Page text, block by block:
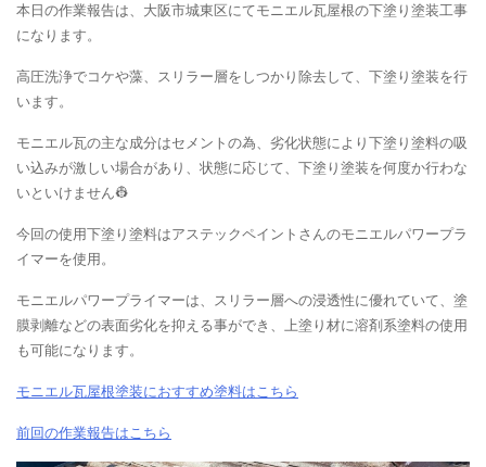
本日の作業報告は、大阪市城東区にてモニエル瓦屋根の下塗り塗装工事
になります。
高圧洗浄でコケや藻、スリラー層をしつかり除去して、下塗り塗装を行
います。
モニエル瓦の主な成分はセメントの為、劣化状態により下塗り塗料の吸
い込みが激しい場合があり、状態に応じて、下塗り塗装を何度か行わな
いといけません👷
今回の使用下塗り塗料はアステックペイントさんのモニエルパワープラ
イマーを使用。
モニエルパワープライマーは、スリラー層への浸透性に優れていて、塗
膜剥離などの表面劣化を抑える事ができ、上塗り材に溶剤系塗料の使用
も可能になります。
モニエル瓦屋根塗装におすすめ塗料はこちら
前回の作業報告はこちら